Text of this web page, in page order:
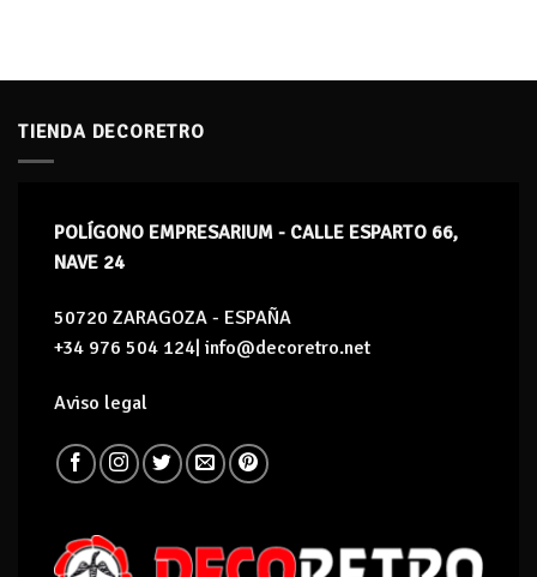
TIENDA DECORETRO
POLÍGONO EMPRESARIUM - CALLE ESPARTO 66,
NAVE 24
50720 ZARAGOZA - ESPAÑA
+34 976 504 124| info@decoretro.net
Aviso legal